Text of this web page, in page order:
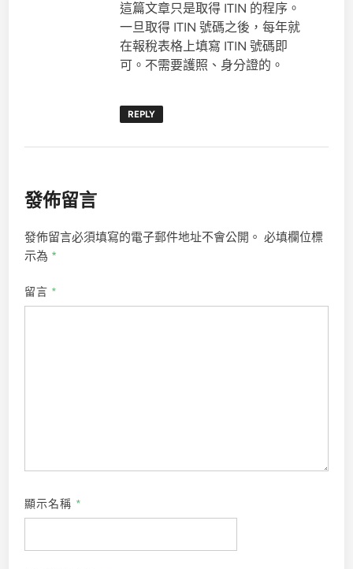
這篇文章只是取得 ITIN 的程序。
一旦取得 ITIN 號碼之後，每年就
在報稅表格上填寫 ITIN 號碼即
可。不需要護照、身分證的。
REPLY
發佈留言
發佈留言必須填寫的電子郵件地址不會公開。 必填欄位標
示為 *
留言 *
顯示名稱 *